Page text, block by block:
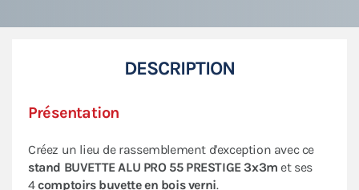
DESCRIPTION
Présentation
Créez un lieu de rassemblement d'exception avec ce
stand BUVETTE ALU PRO 55 PRESTIGE 3x3m et ses
4comptoirs buvette en bois verni.